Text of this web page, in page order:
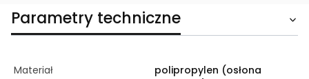
Parametry techniczne
Materiał
polipropylen (osłona